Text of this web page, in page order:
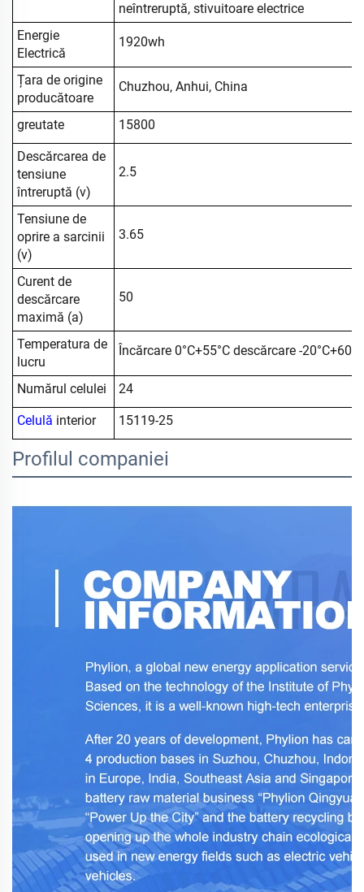
neîntreruptă, stivuitoare electrice
Energie
Electrică
1920wh
Țara de origine
producătoare
Chuzhou, Anhui, China
greutate 15800
Descărcarea de
tensiune
întreruptă (v)
2.5
Tensiune de
oprire a sarcinii
(v)
3.65
Curent de
descărcare
maximă (a)
50
Temperatura de
lucru
Încărcare 0°C+55°C descărcare -20°C+60°C
Numărul celulei 24
Celulă interior 15119-25
Profilul companiei